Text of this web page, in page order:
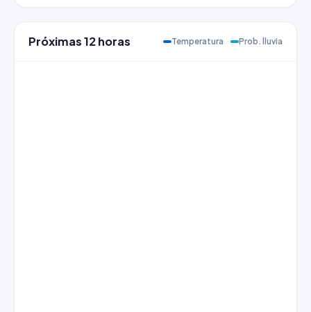
Próximas 12 horas Temperatura Prob. lluvia